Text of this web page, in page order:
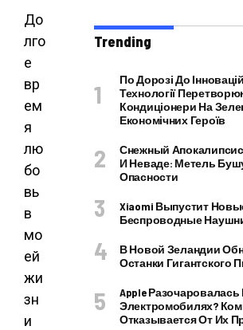
До
лго
е
вр
ем
я
лю
бо
вь
в
мо
ей
жи
зн
и
Trending
По Дорозі До
Технології
Кондиціонери На
Економічних Героїв
Снежный
И Неваде: Метель
Опасности
Xiaomi Выпустит
Беспроводные
В Новой Зеландии
Останки Гигантского
Apple Разочаровалась
Электромобилях?
Отказывается От Их